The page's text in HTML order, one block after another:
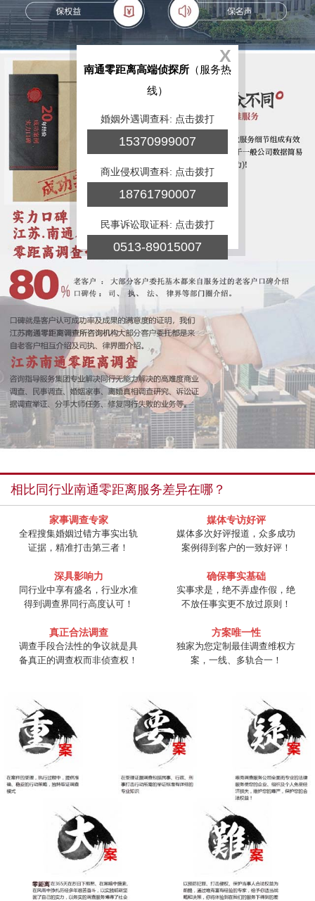
相比同行业南通零距离服务差异在哪？
家事调查专家
全程搜集婚姻过错方事实出轨
证据，精准打击第三者！
媒体专访好评
媒体多次好评报道，众多成功
案例得到客户的一致好评！
深具影响力
同行业中享有盛名，行业水准
得到调查界同行高度认可！
确保事实基础
实事求是，绝不弄虚作假，绝
不放任事实更不放过原则！
真正合法调查
调查手段合法性的争议就是具
备真正的调查权而非侦查权！
方案唯一性
独家为您定制最佳调查维权方
案，一线、多轨合一！
X
南通零距离高端侦探所 （服务热
线）
婚姻外遇调查科: 点击拨打
15370999007
商业侵权调查科: 点击拨打
18761790007
民事诉讼取证科: 点击拨打
0513-89015007